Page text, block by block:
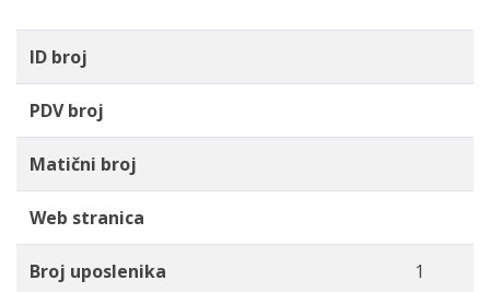
ID broj
PDV broj
Matični broj
Web stranica
Broj uposlenika 1